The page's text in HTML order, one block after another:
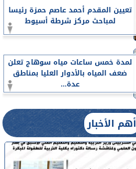
تعيين المقدم أحمد عاصم حمزة رئيسا
لمباحث مركز شرطة أسيوط
لمدة خمس ساعات مياه سوهاج تعلن
ضعف المياه بالأدوار العليا بمناطق
عدة...
أهم الأخبار